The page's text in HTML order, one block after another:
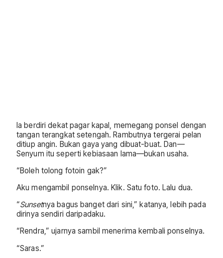
Ia berdiri dekat pagar kapal, memegang ponsel dengan
tangan terangkat setengah. Rambutnya tergerai pelan
ditiup angin. Bukan gaya yang dibuat-buat. Dan—
Senyum itu seperti kebiasaan lama—bukan usaha.
“Boleh tolong fotoin gak?”
Aku mengambil ponselnya. Klik. Satu foto. Lalu dua.
“Sunsetnya bagus banget dari sini,” katanya, lebih pada
dirinya sendiri daripadaku.
“Rendra,” ujarnya sambil menerima kembali ponselnya.
“Saras.”